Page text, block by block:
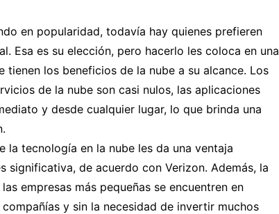
en popularidad, todavía hay quienes prefieren
Esa es su elección, pero hacerlo les coloca en una
los beneficios de la nube a su alcance. Los
de la nube son casi nulos, las aplicaciones
y desde cualquier lugar, lo que brinda una
la tecnología en la nube les da una ventaja
significativa, de acuerdo con Verizon. Además, la
empresas más pequeñas se encuentren en
y sin la necesidad de invertir muchos